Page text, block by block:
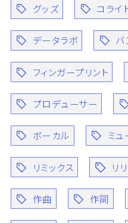
グッズ コライ
データラボ バ
フィンガープリント
プロデューサー
ボーカル ミュ
リミックス リ
作曲 作詞